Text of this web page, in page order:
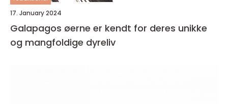
17. January 2024
Galapagos øerne er kendt for deres unikke
og mangfoldige dyreliv